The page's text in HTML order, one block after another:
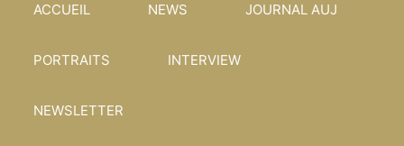
ACCUEIL NEWS JOURNAL AUJ
PORTRAITS INTERVIEW
NEWSLETTER